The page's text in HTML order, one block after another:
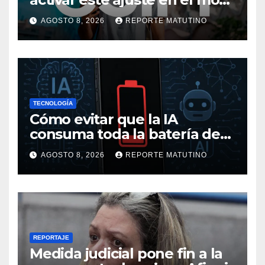
me ha salvado de pagar
mucho más en alguna
ocasión
AGOSTO 8, 2026 REPORTE MATUTINO
TECNOLOGÍA
Cómo evitar que la IA
consuma toda la batería de
tu móvil
AGOSTO 8, 2026 REPORTE MATUTINO
REPORTAJE
Medida judicial pone fin a la